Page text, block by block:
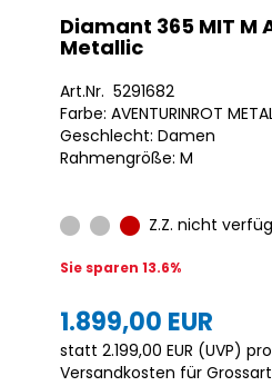
Diamant 365 MIT M
Metallic
Art.Nr. 5291682
Farbe: AVENTURINROT
Geschlecht: Damen
Rahmengröße: M
Z.Z. nicht
Sie sparen 13.6%
1.899,00 EUR
statt 2.199,00 EUR (UVP)
Versandkosten für